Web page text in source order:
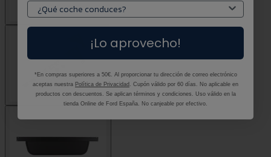
¡Lo aprovecho!
*En compras superiores a 50€. Al proporcionar tu dirección de correo electrónico
aceptas nuestra Política de Privacidad . Cupón válido por 60 días. No aplicable en
productos con descuentos. Se aplican términos y condiciones. Uso válido en la
tienda Online de Ford España. No canjeable por efectivo.